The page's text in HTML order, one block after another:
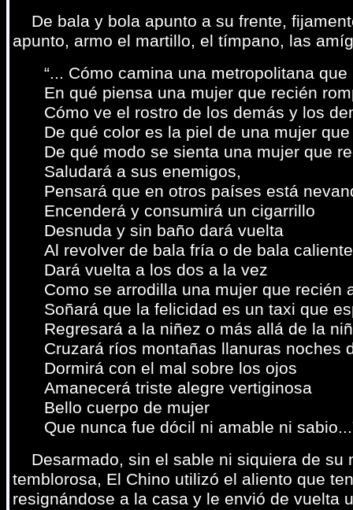
De bala y bola apunto a su frente,
apunto, armo el martillo, el tímpano, las
“... Cómo camina una metropolitana
En qué piensa una mujer que recién
Cómo ve el rostro de los demás y los
De qué color es la piel de una mujer
De qué modo se sienta una mujer que
Saludará a sus enemigos,
Pensará que en otros países está
Encenderá y consumirá un cigarrillo
Desnuda y sin baño dará vuelta
Al revolver de bala fría o de bala caliente
Dará vuelta a los dos a la vez
Como se arrodilla una mujer que recién
Soñará que la felicidad es un taxi que
Regresará a la niñez o más allá de la
Cruzará ríos montañas llanuras noches
Dormirá con el mal sobre los ojos
Amanecerá triste alegre vertiginosa
Bello cuerpo de mujer
Que nunca fue dócil ni amable ni
Desarmado, sin el sable ni siquiera de su
temblorosa, El Chino utilizó el aliento que
resignándose a la casa y le envió de vuelta